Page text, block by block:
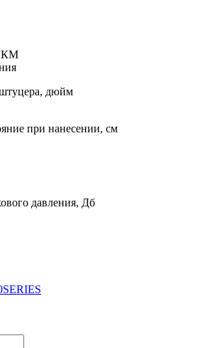
дюйм
при нанесении, см
давления, Дб